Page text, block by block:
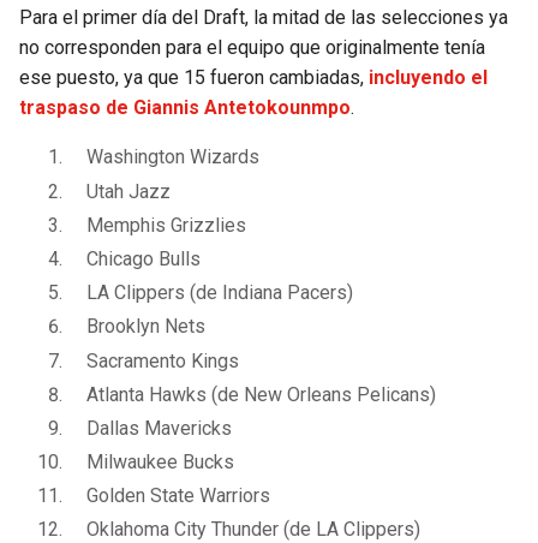
Para el primer día del Draft, la mitad de las selecciones ya
no corresponden para el equipo que originalmente tenía
ese puesto, ya que 15 fueron cambiadas, incluyendo el
traspaso de Giannis Antetokounmpo.
Washington Wizards
Utah Jazz
Memphis Grizzlies
Chicago Bulls
LA Clippers (de Indiana Pacers)
Brooklyn Nets
Sacramento Kings
Atlanta Hawks (de New Orleans Pelicans)
Dallas Mavericks
Milwaukee Bucks
Golden State Warriors
Oklahoma City Thunder (de LA Clippers)